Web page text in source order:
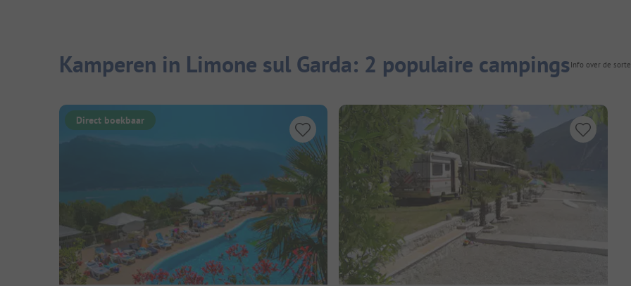
Kamperen in Limone sul Garda: 2 populaire campingsInfo over de
Direct boekbaar